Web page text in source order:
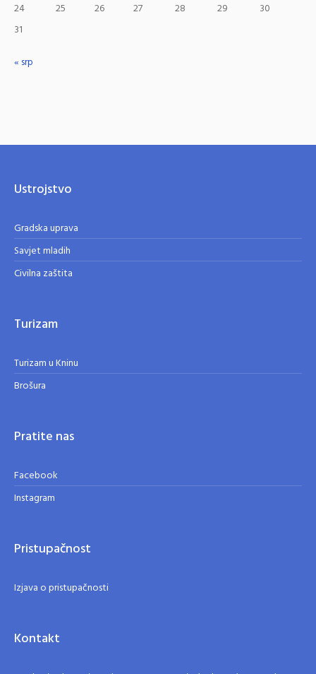
24
25 26 27 28 29
30
31
« srp
Ustrojstvo
Gradska uprava
Savjet mladih
Civilna zaštita
Turizam
Turizam u Kninu
Brošura
Pratite nas
Facebook
Instagram
Pristupačnost
Izjava o pristupačnosti
Kontakt